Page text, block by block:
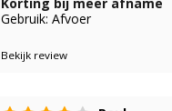
Gebruik: Afvoer
Bekijk review